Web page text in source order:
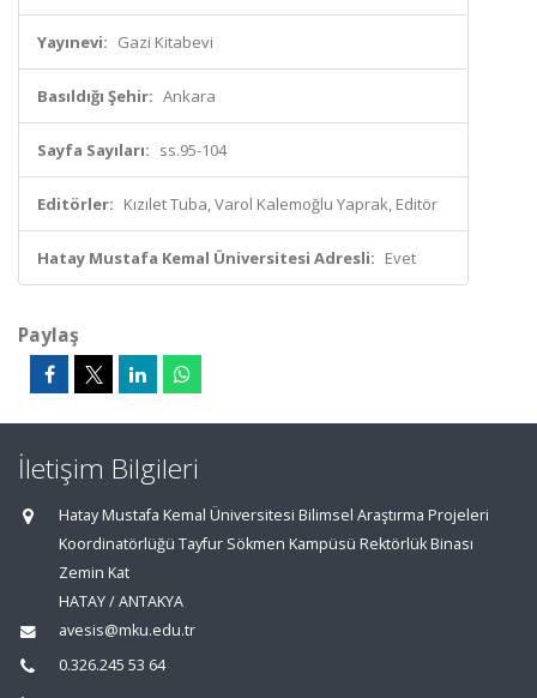
Yayınevi: Gazi Kitabevi
Basıldığı Şehir: Ankara
Sayfa Sayıları: ss.95-104
Editörler: Kızılet Tuba, Varol Kalemoğlu Yaprak, Editör
Hatay Mustafa Kemal Üniversitesi Adresli: Evet
Paylaş
İletişim Bilgileri
Hatay Mustafa Kemal Üniversitesi Bilimsel Araştırma Projeleri
Koordinatörlüğü Tayfur Sökmen Kampüsü Rektörlük Binası
Zemin Kat
HATAY / ANTAKYA
avesis@mku.edu.tr
0.326.245 53 64